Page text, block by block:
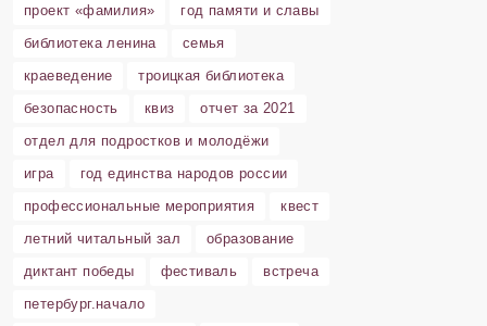
проект «фамилия»
год памяти и славы
библиотека ленина
семья
краеведение
троицкая библиотека
безопасность
квиз
отчет за 2021
отдел для подростков и молодёжи
игра
год единства народов россии
профессиональные мероприятия
квест
летний читальный зал
образование
диктант победы
фестиваль
встреча
петербург.начало